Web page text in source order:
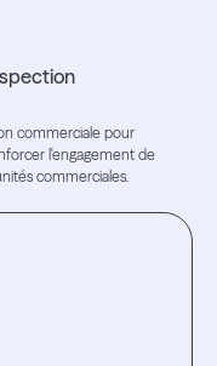
commerciale pour
l'engagement de
commerciales.